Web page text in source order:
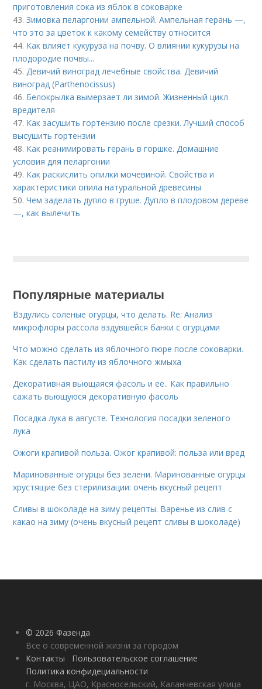
приготовления сока из яблок в соковарке
43.Зимовка пеларгонии ампельной. Ампельная герань —,
что это за цветок к какому семейству относится
44. Как влияет кукуруза на почву. О влиянии кукурузы на
плодородие почвы...
45.Девичий виноград лечебные свойства. Девичий
виноград (Parthenocissus)
46. Белокрылка вымерзает ли зимой. Жизненный цикл
вредителя
47. Как засушить гортензию после срезки. Лучший способ
высушить гортензии
48. Как реанимировать герань в горшке. Домашние
условия для пеларгонии
49. Как раскислить опилки мочевиной. Свойства и
характеристики опила натуральной древесины
50.Чем заделать дупло в груше. Дупло в плодовом дереве
—, как вылечить
Популярные материалы
Вздулись соленые огурцы, что делать. Re: Анализ
микрофлоры рассола вздувшейся банки с огурцами
Что можно сделать из яблочного пюре после соковарки.
Как сделать пастилу из яблочного жмыха
Декоративная вьющаяся фасоль и её.. Как правильно
сажать вьющуюся декоративную фасоль
Посадка лука в августе. Технология посадки зеленого
лука
Ожоги крапивой польза. Ожог крапивой: польза или вред
Маринованные огурцы без зелени. Маринованные огурцы
хрустящие без стерилизации: очень вкусный рецепт
Сливы в шоколаде на зиму рецепты. Варенье из слив с
какао на зиму (очень вкусный рецепт сливы в шоколаде)
© 2026 Фазенда
Все о современной жизни за городом
Контакты
Пользовательское соглашение
Политика конфидециальности
г. Москва, ЦАО, Красносельский, Каланчевская улица